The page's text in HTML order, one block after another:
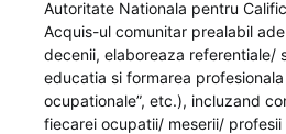
Autoritate Nationala pentru
Acquis-ul comunitar prealabil
decenii, elaboreaza referentiale/
educatia si formarea
ocupationale”, etc.), incluzand
fiecarei ocupatii/ meserii/